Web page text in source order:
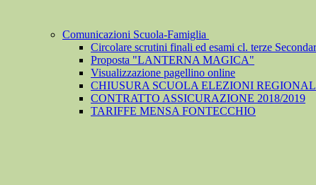
Comunicazioni Scuola-Famiglia
Circolare scrutini finali ed esami cl. terze
Proposta "LANTERNA MAGICA"
Visualizzazione pagellino online
CHIUSURA SCUOLA ELEZIONI
CONTRATTO ASSICURAZIONE 2018/2019
TARIFFE MENSA FONTECCHIO